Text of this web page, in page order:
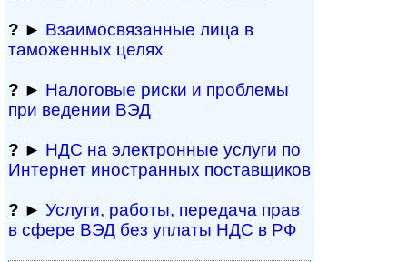
? ► Взаимосвязанные лица в
таможенных целях
? ► Налоговые риски и проблемы
при ведении ВЭД
? ► НДС на электронные услуги по
Интернет иностранных поставщиков
? ► Услуги, работы, пе­ре­да­ча прав
в сфере ВЭД без уплаты НДС в РФ